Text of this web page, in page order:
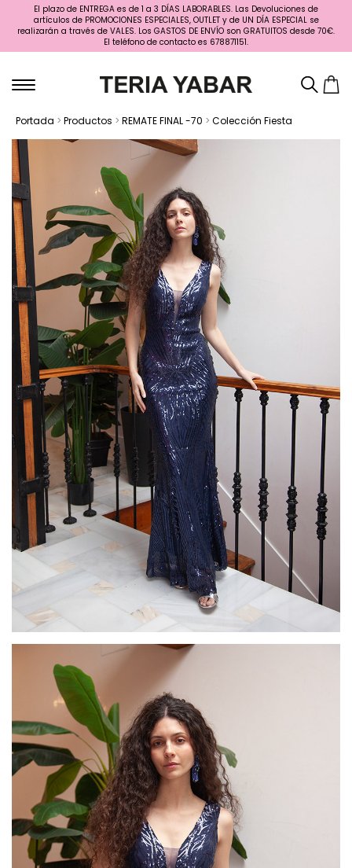
El plazo de ENTREGA es de 1 a 3 DÍAS LABORABLES. Las Devoluciones de
artículos de PROMOCIONES ESPECIALES, OUTLET y de UN DÍA ESPECIAL se
realizarán a través de VALES. Los GASTOS DE ENVÍO son GRATUITOS desde 70€.
El teléfono de contacto es 678871151.
Portada > Productos > REMATE FINAL -70 > Colección Fiesta